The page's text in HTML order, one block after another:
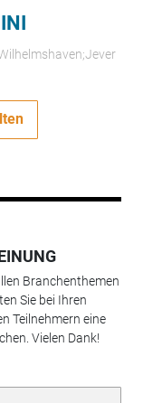
Branchenthemen
Sie bei Ihren
Teilnehmern eine
Vielen Dank!